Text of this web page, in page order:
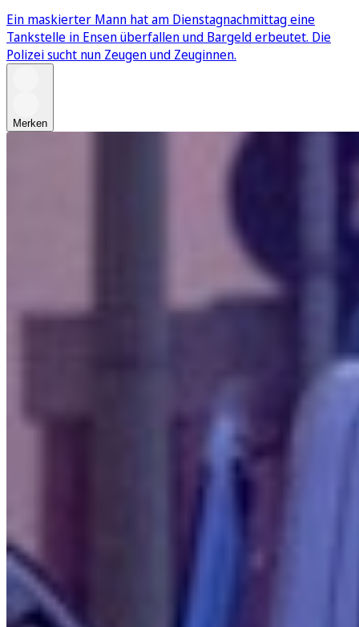
Ein maskierter Mann hat am Dienstagnachmittag eine
Tankstelle in Ensen überfallen und Bargeld erbeutet. Die
Polizei sucht nun Zeugen und Zeuginnen.
Merken